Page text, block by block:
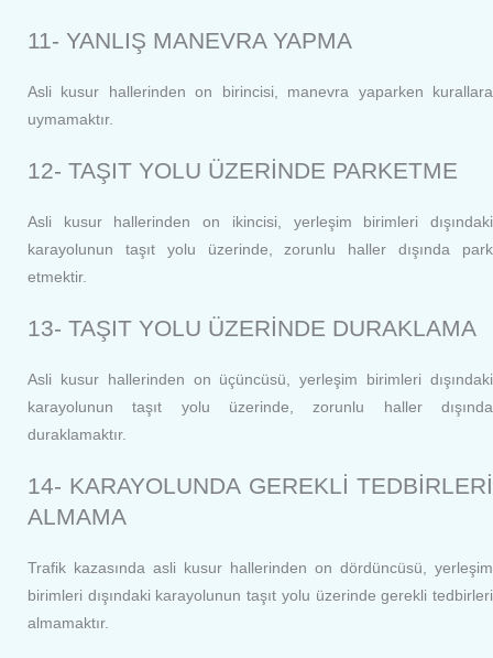
11- YANLIŞ MANEVRA YAPMA
Asli kusur hallerinden on birincisi, manevra yaparken kurallara
uymamaktır.
12- TAŞIT YOLU ÜZERİNDE PARKETME
Asli kusur hallerinden on ikincisi, yerleşim birimleri dışındaki
karayolunun taşıt yolu üzerinde, zorunlu haller dışında park
etmektir.
13- TAŞIT YOLU ÜZERİNDE DURAKLAMA
Asli kusur hallerinden on üçüncüsü, yerleşim birimleri dışındaki
karayolunun taşıt yolu üzerinde, zorunlu haller dışında
duraklamaktır.
14- KARAYOLUNDA GEREKLİ TEDBİRLERİ
ALMAMA
Trafik kazasında asli kusur hallerinden on dördüncüsü, yerleşim
birimleri dışındaki karayolunun taşıt yolu üzerinde gerekli tedbirleri
almamaktır.